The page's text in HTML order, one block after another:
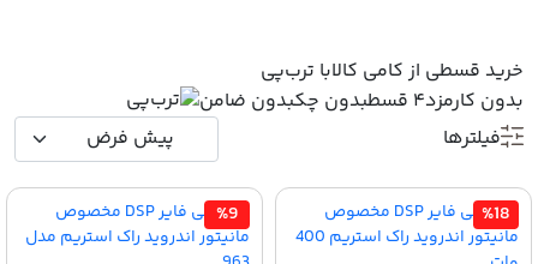
خرید قسطی از کامی کالابا ترب‌پی
بدون کارمزد۴ قسط بدون چکبدون ضامن
فیلترها
%18
%9